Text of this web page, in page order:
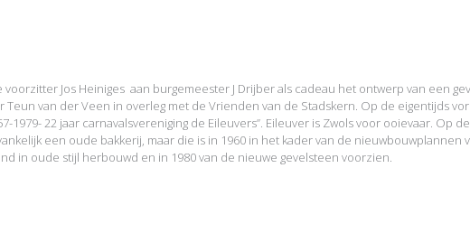
Jos Heiniges aan burgemeester J Drijber als cadeau het ontwerp van een
Teun van der Veen in overleg met de Vrienden van de Stadskern. Op de eigentijds
1979- 22 jaar carnavalsvereniging de Eileuvers”. Eileuver is Zwols voor ooievaar. Op
een oude bakkerij, maar die is in 1960 in het kader van de nieuwbouwplannen
in oude stijl herbouwd en in 1980 van de nieuwe gevelsteen voorzien.